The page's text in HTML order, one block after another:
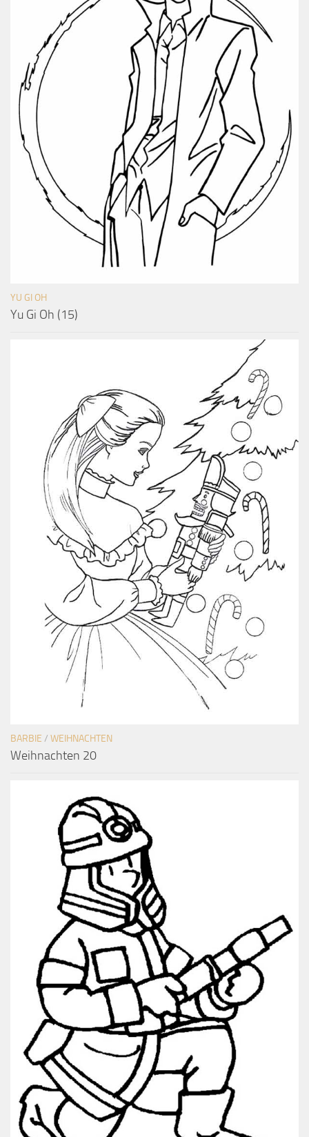
YU GI OH
Yu Gi Oh (15)
BARBIE / WEIHNACHTEN
Weihnachten 20